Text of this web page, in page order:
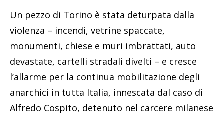
Un pezzo di Torino è stata deturpata dalla
violenza – incendi, vetrine spaccate,
monumenti, chiese e muri imbrattati, auto
devastate, cartelli stradali divelti – e cresce
l’allarme per la continua mobilitazione degli
anarchici in tutta Italia, innescata dal caso di
Alfredo Cospito, detenuto nel carcere milanese